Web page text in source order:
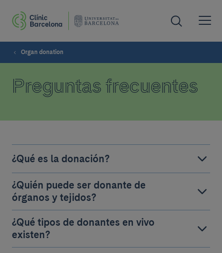
Organ donation
Preguntas frecuentes
¿Qué es la donación?
¿Quién puede ser donante de
órganos y tejidos?
¿Qué tipos de donantes en vivo
existen?